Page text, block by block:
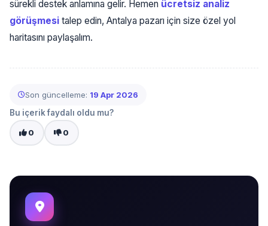
sürekli destek anlamına gelir. Hemen ücretsiz analiz
görüşmesi talep edin, Antalya pazarı için size özel yol
haritasını paylaşalım.
Son güncelleme: 19 Apr 2026
Bu içerik faydalı oldu mu?
0 0